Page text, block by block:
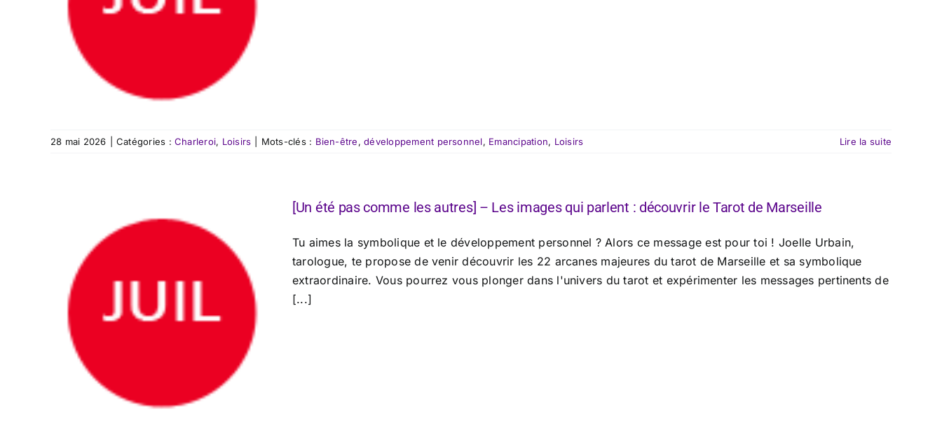
28 mai 2026 Catégories :Charleroi, Loisirs Mots-clés : Bien-être,développement personnel, Emancipation, Loisirs Lire la suite
[Un été pas comme les autres] – Les images qui parlent : découvrir le Tarot de Marseille
Tu aimes la symbolique et le développement personnel ? Alors ce message est pour toi ! Joelle Urbain,
tarologue, te propose de venir découvrir les 22 arcanes majeures du tarot de Marseille et sa symbolique
extraordinaire. Vous pourrez vous plonger dans l'univers du tarot et expérimenter les messages pertinents de
[...]